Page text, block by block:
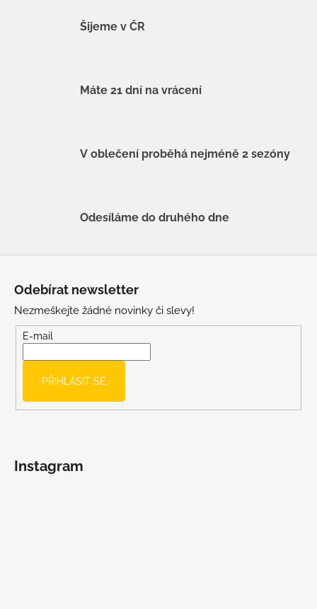
Šijeme v ČR
Máte 21 dní na vrácení
V oblečení proběhá nejméně 2 sezóny
Odesíláme do druhého dne
Odebírat newsletter
Nezmeškejte žádné novinky či slevy!
E-mail
PŘIHLÁSIT SE
Instagram